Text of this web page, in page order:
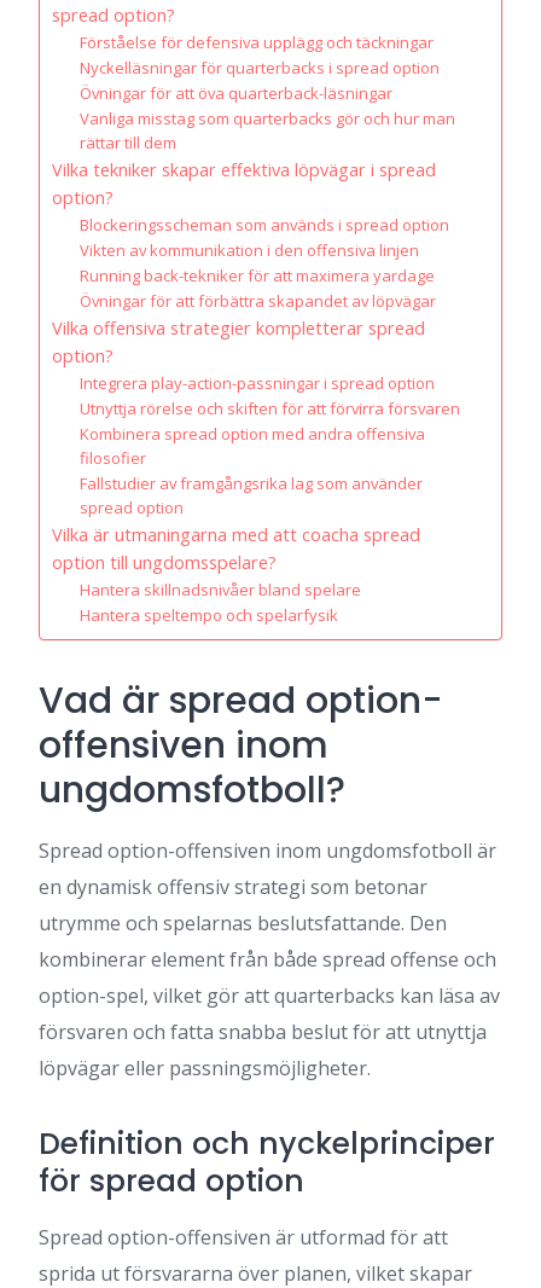
spread option?
Förståelse för defensiva upplägg och täckningar
Nyckelläsningar för quarterbacks i spread option
Övningar för att öva quarterback-läsningar
Vanliga misstag som quarterbacks gör och hur man
rättar till dem
Vilka tekniker skapar effektiva löpvägar i spread
option?
Blockeringsscheman som används i spread option
Vikten av kommunikation i den offensiva linjen
Running back-tekniker för att maximera yardage
Övningar för att förbättra skapandet av löpvägar
Vilka offensiva strategier kompletterar spread
option?
Integrera play-action-passningar i spread option
Utnyttja rörelse och skiften för att förvirra försvaren
Kombinera spread option med andra offensiva
filosofier
Fallstudier av framgångsrika lag som använder
spread option
Vilka är utmaningarna med att coacha spread
option till ungdomsspelare?
Hantera skillnadsnivåer bland spelare
Hantera speltempo och spelarfysik
Vad är spread option-
offensiven inom
ungdomsfotboll?
Spread option-offensiven inom ungdomsfotboll är
en dynamisk offensiv strategi som betonar
utrymme och spelarnas beslutsfattande. Den
kombinerar element från både spread offense och
option-spel, vilket gör att quarterbacks kan läsa av
försvaren och fatta snabba beslut för att utnyttja
löpvägar eller passningsmöjligheter.
Definition och nyckelprinciper
för spread option
Spread option-offensiven är utformad för att
sprida ut försvararna över planen, vilket skapar